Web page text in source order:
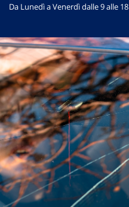
Da Lunedì a Venerdì dalle 9 alle 18